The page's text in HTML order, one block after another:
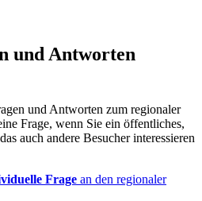
und Antworten
und Antworten zum regionaler
Frage, wenn Sie ein öffentliches,
auch andere Besucher interessieren
Frage an den regionaler